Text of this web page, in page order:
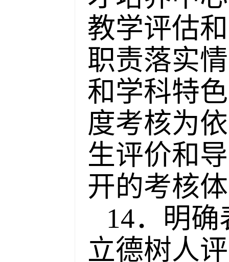
教学评估
职责落实
和学科特
度考核为
生评价和
开的考核
14．明
立德树人